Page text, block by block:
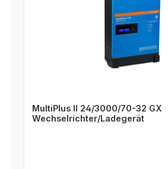
MultiPlus II 24/3000/70-32 GX
Wechselrichter/Ladegerät